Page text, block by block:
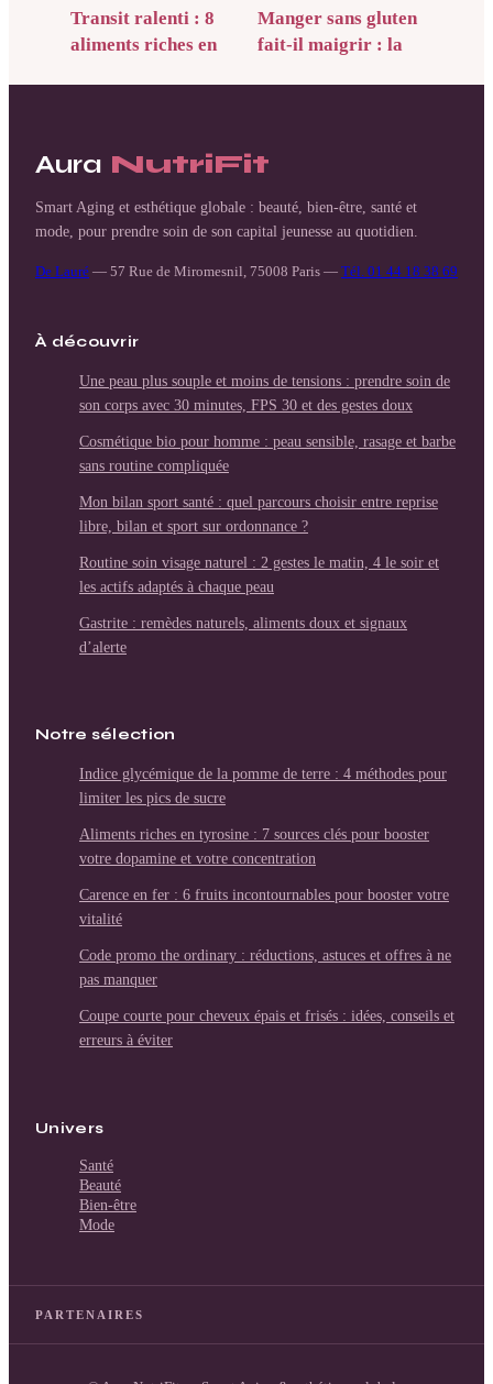
Transit ralenti : 8
aliments riches en
Manger sans gluten
fait-il maigrir : la
Aura NutriFit
Smart Aging et esthétique globale : beauté, bien-être, santé et
mode, pour prendre soin de son capital jeunesse au quotidien.
De Lauré — 57 Rue de Miromesnil, 75008 Paris — Tél. 01 44 18 38 69
À découvrir
Une peau plus souple et moins de tensions : prendre soin de
son corps avec 30 minutes, FPS 30 et des gestes doux
Cosmétique bio pour homme : peau sensible, rasage et barbe
sans routine compliquée
Mon bilan sport santé : quel parcours choisir entre reprise
libre, bilan et sport sur ordonnance ?
Routine soin visage naturel : 2 gestes le matin, 4 le soir et
les actifs adaptés à chaque peau
Gastrite : remèdes naturels, aliments doux et signaux
d’alerte
Notre sélection
Indice glycémique de la pomme de terre : 4 méthodes pour
limiter les pics de sucre
Aliments riches en tyrosine : 7 sources clés pour booster
votre dopamine et votre concentration
Carence en fer : 6 fruits incontournables pour booster votre
vitalité
Code promo the ordinary : réductions, astuces et offres à ne
pas manquer
Coupe courte pour cheveux épais et frisés : idées, conseils et
erreurs à éviter
Univers
Santé
Beauté
Bien-être
Mode
PARTENAIRES